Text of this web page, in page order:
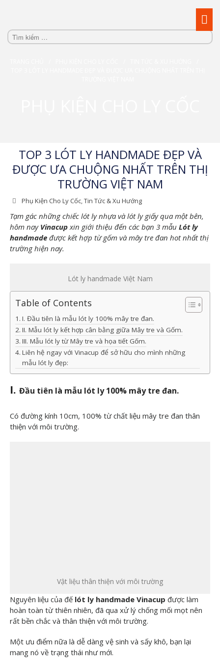
Về Cups.vn
KIẾN THỨC -
BLOG
Kiến thức -
Bloglà khu
vực chia sẻ
kiến thức
chuyên
sâu, kinh
nghiệm, xu
hướng và
in ấn. Mục
tiêu của
Cups.vn là
giúp
TOP 3 LÓT LY HANDMADE ĐẸP VÀ
ĐƯỢC ƯA CHUỘNG NHẤT TRÊN THỊ
TRƯỜNG VIỆT NAM
Phụ Kiện Cho Ly Cốc,Tin Tức & Xu Hướng
Tạm gác những chiếc lót ly nhựa và lót ly giấy qua một bên,
hôm nay Vinacupxin giới thiệu đến các bạn 3 mẫu Lót ly
handmade được kết hợp từ gốm và mây tre đan hot nhất thị
trường hiện nay.
Lót ly handmade Việt Nam
Table of Contents
I. Đầu tiên là mẫu lót ly 100% mây tre đan.
II. Mẫu lót ly kết hợp cân bằng giữa Mây tre và Gốm.
III. Mẫu lót ly từ Mây tre và họa tiết Gốm.
Liên hệ ngay với Vinacup để sở hữu cho mình những
mẫu lót ly đẹp:
I. Đầu tiên là mẫu lót ly 100% mây tre đan.
Có đường kính 10cm, 100% từ chất liệu mây tre đan thân
thiện với môi trường.
Vật liệu thân thiện với môi trường
Nguyên liệu của đế lót ly handmade Vinacup được làm
hoàn toàn từ thiên nhiên, đã qua xử lý chống mối mọt nên
rất bền chắc và thân thiện với môi trường.
Một ưu điểm nữa là dễ dàng vệ sinh và sấy khô, bạn lại
mang nó về trạng thái như mới.